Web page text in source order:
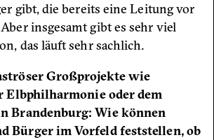
gibt, die bereits eine Leitung vor
insgesamt gibt es sehr viel
das läuft sehr sachlich.
Großprojekte wie
Elbphilharmonie oder dem
Brandenburg: Wie können
Bürger im Vorfeld feststellen, ob